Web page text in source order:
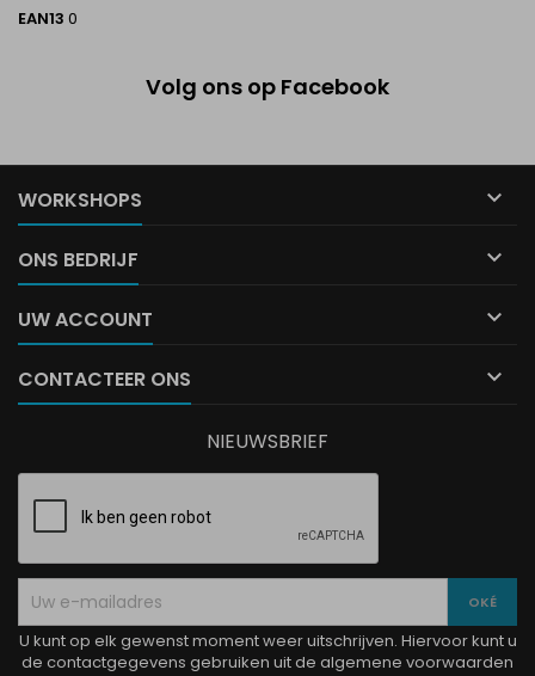
EAN13 0
Volg ons op Facebook
WORKSHOPS 
ONS BEDRIJF 
UW ACCOUNT 
CONTACTEER ONS 
NIEUWSBRIEF
U kunt op elk gewenst moment weer uitschrijven. Hiervoor kunt u
de contactgegevens gebruiken uit de algemene voorwaarden